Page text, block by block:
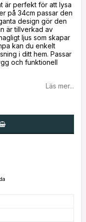
är perfekt för att lysa
på 34cm passar den
design gör den
är tillverkad av
ljus som skapar
kan du enkelt
i ditt hem. Passar
och funktionell
Läs mer...